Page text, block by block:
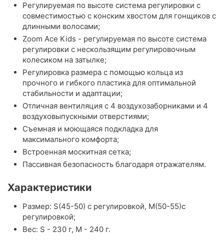
Регулируемая по высоте система регулировки с
совместимостью с конским хвостом для гонщиков с
длинными волосами;
Zoom Ace Kids - регулируемая по высоте система
регулировки с нескользящим регулировочным
колесиком на затылке;
Регулировка размера с помощью кольца из
прочного и гибкого пластика для оптимальной
стабильности и адаптации;
Отличная вентиляция с 4 воздухозаборниками и 4
воздуховыпускными отверстиями;
Съемная и моющаяся подкладка для
максимального комфорта;
Встроенная москитная сетка;
Пассивная безопасность благодаря отражателям.
Характеристики
Размер: S(45-50) с регулировкой, M(50-55)с
регулировкой;
Вес: S - 230 г, M - 240 г.